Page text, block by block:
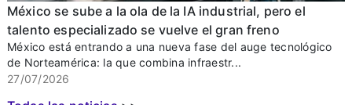
México se sube a la ola de la IA industrial, pero el
talento especializado se vuelve el gran freno
México está entrando a una nueva fase del auge tecnológico
de Norteamérica: la que combina infraestr...
27/07/2026